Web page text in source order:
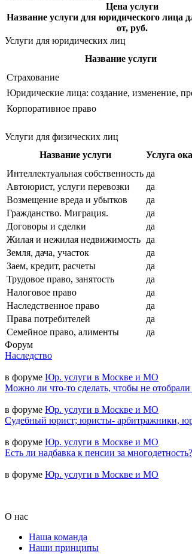
Название услуги
Цена услуги
для юридического лица
от, руб.
Услуги для юридических лиц
Название услуги
Страхование
Юридические лица: создание, изменение,
Корпоративное право
Услуги для физических лиц
Название услуги
Услуга
Интеллектуальная собственность да
Автоюрист, услуги перевозки
да
Возмещение вреда и убытков
да
Гражданство. Миграция.
да
Договоры и сделки
да
Жилая и нежилая недвижимость да
Земля, дача, участок
да
Заем, кредит, расчеты
да
Трудовое право, занятость
да
Налоговое право
да
Наследственное право
да
Права потребителей
да
Семейное право, алименты
да
Форум
Наследство
в форуме Юр. услуги в Москве и МО
Можно ли что-то сделать, чтобы не
в форуме Юр. услуги в Москве и МО
Судебный юрист; юристы- арбитражники,
в форуме Юр. услуги в Москве и МО
Есть ли надбавка к пенсии за многодетность?
в форуме Юр. услуги в Москве и МО
О нас
Наша команда
Наши принципы